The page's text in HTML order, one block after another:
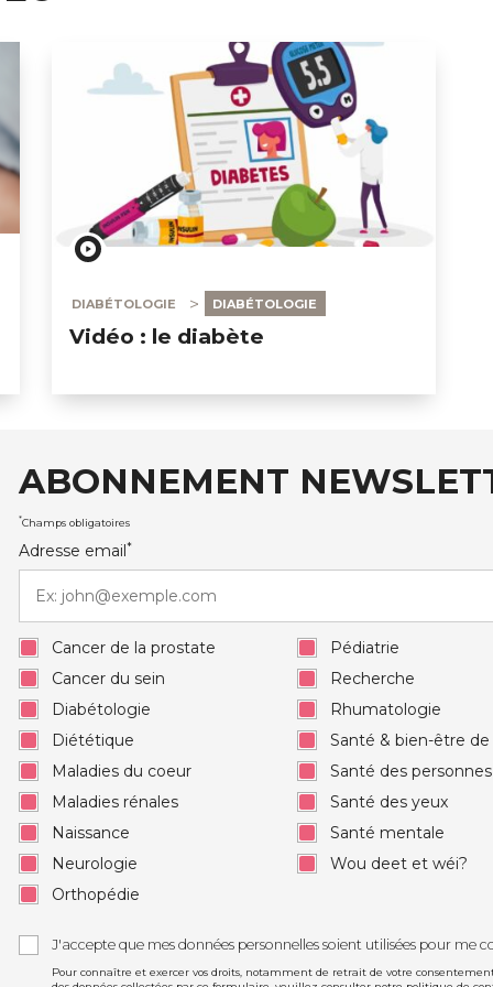
DIABÉTOLOGIE DIABÉTOLOGIE
Vidéo : le diabète
Schuman
ABONNEMENT
*Champs obligatoires
Adresse email*
Cancer de la prostate
Cancer du sein
Diabétologie
Diététique
Maladies du coeur
Maladies rénales
Naissance
Neurologie
Orthopédie
Pédiatrie
Recherche
Rhumatologie
Santé & bien-être
Santé des
Santé des yeux
Santé mentale
Wou deet et wéi?
J'accepte que mes données personnelles soient utilisées pour me
Pour connaître et exercer vos droits, notamment de retrait de votre